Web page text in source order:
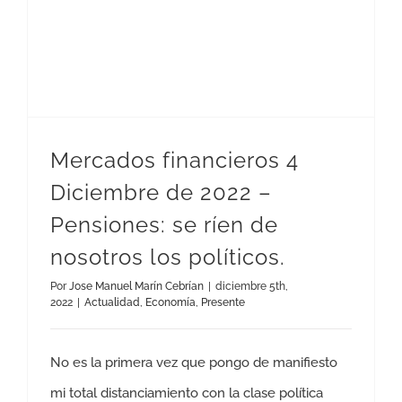
Mercados financieros 4
Diciembre de 2022 –
Pensiones: se ríen de
nosotros los políticos.
PorJose Manuel Marín Cebrían
diciembre 5th,
2022
Actualidad, Economía, Presente
No es la primera vez que pongo de manifiesto
mi total distanciamiento con la clase política